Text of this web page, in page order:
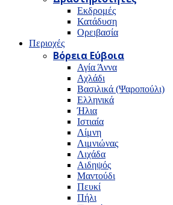
Εκδρομές
Κατάδυση
Ορειβασία
Περιοχές
Βόρεια Εύβοια
Αγία Άννα
Αχλάδι
Βασιλικά (Ψαροπούλι)
Ελληνικά
Ήλια
Ιστιαία
Λίμνη
Λιμνιώνας
Λιχάδα
Αιδηψός
Μαντούδι
Πευκί
Πήλι